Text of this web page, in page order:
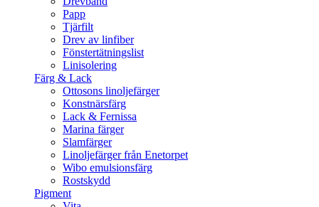
Papp
Tjärfilt
Drev av linfiber
Fönstertätningslist
Linisolering
Färg & Lack
Ottosons linoljefärger
Konstnärsfärg
Lack & Fernissa
Marina färger
Slamfärger
Linoljefärger från Enetorpet
Wibo emulsionsfärg
Rostskydd
Pigment